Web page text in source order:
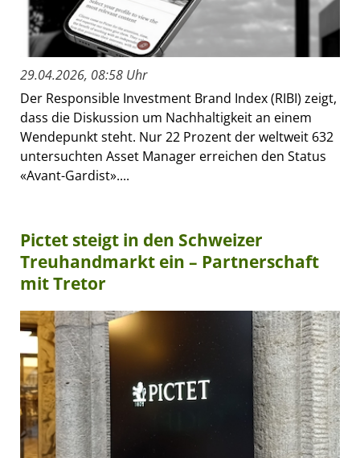
29.04.2026, 08:58 Uhr
Der Responsible Investment Brand Index (RIBI) zeigt,
dass die Diskussion um Nachhaltigkeit an einem
Wendepunkt steht. Nur 22 Prozent der weltweit 632
untersuchten Asset Manager erreichen den Status
«Avant-Gardist»....
Pictet steigt in den Schweizer
Treuhandmarkt ein – Partnerschaft
mit Tretor